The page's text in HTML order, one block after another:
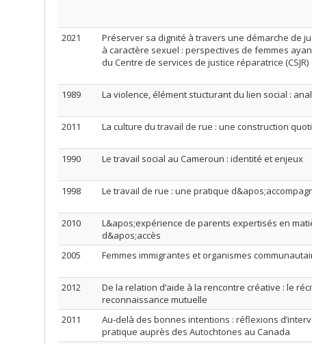
2021
Préserver sa dignité à travers une démarche de
à caractère sexuel : perspectives de femmes
du Centre de services de justice réparatrice (CSJR)
1989
La violence, élément stucturant du lien social :
2011
La culture du travail de rue : une construction
1990
Le travail social au Cameroun : identité et enjeux
1998
Le travail de rue : une pratique
2010
L&apos;expérience de parents expertisés en
d&apos;accès
2005
Femmes immigrantes et organismes
2012
De la relation d’aide à la rencontre créative : le
reconnaissance mutuelle
2011
Au-delà des bonnes intentions : réflexions
pratique auprès des Autochtones au Canada